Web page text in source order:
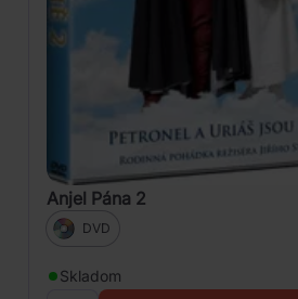
Anjel Pána 2
DVD
Skladom